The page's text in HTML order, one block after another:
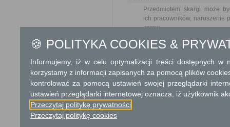
Przedmiotem skargi może
ich pracowników, naruszenie
spraw.
usprawnienie pracy i
miesiąca.
Informacje dodatkowe
Umowy użytkowania,
🍪 POLITYKA COOKIES &
Informujemy, iż w celu optymalizacji treści dostępnych w
korzystamy z informacji zapisanych za pomocą plików
kontrolować za pomocą ustawień swojej przeglądarki
ustawień przeglądarki internetowej oznacza, iż użytkownik
Przeczytaj politykę prywatności
Przeczytaj politykę cookies